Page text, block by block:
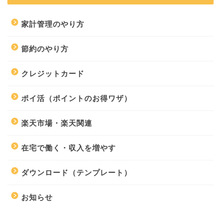
家計管理のやり方
節約のやり方
クレジットカード
ポイ活（ポイントのお得ワザ）
楽天市場・楽天関連
在宅で働く・収入を増やす
ダウンロード（テンプレート）
お知らせ